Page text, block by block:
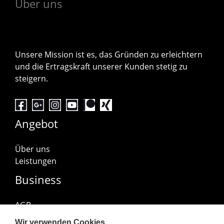
Wir verwenden Cookies
Über uns
Unsere Mission ist es, das Gründen zu erleichtern
und die Ertragskraft unserer Kunden stetig zu
steigern.
Angebot
Über uns
Leistungen
Business
AGB
Impressum